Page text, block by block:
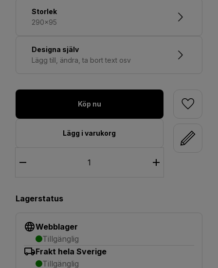
Storlek
290x95
Designa själv
Lägg till, ändra, ta bort text osv
Köp nu
Lägg i varukorg
Lagerstatus
Webblager
Tillgänglig
Frakt hela Sverige
Tillgänglig